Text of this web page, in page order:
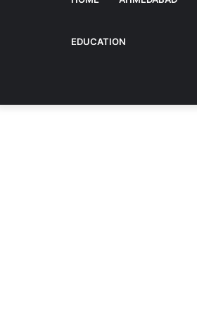
EDUCATION